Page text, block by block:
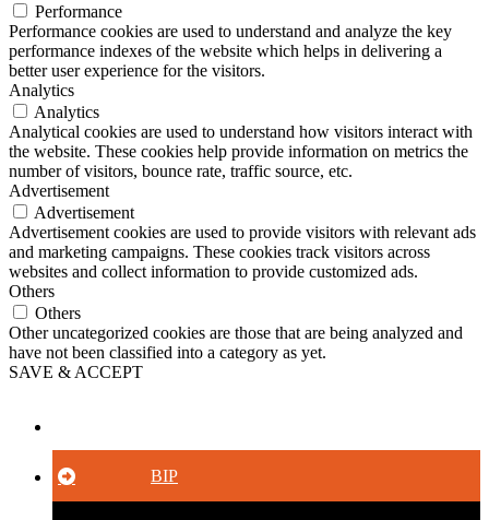
Performance
Performance cookies are used to understand and analyze the key
performance indexes of the website which helps in delivering a
better user experience for the visitors.
Analytics
Analytics
Analytical cookies are used to understand how visitors interact with
the website. These cookies help provide information on metrics the
number of visitors, bounce rate, traffic source, etc.
Advertisement
Advertisement
Advertisement cookies are used to provide visitors with relevant ads
and marketing campaigns. These cookies track visitors across
websites and collect information to provide customized ads.
Others
Others
Other uncategorized cookies are those that are being analyzed and
have not been classified into a category as yet.
SAVE & ACCEPT
BIP